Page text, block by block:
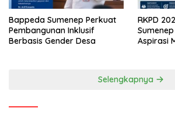
Bappeda Sumenep Perkuat
Pembangunan Inklusif
Berbasis Gender Desa
RKPD
Aspirasi
Selengkapnya